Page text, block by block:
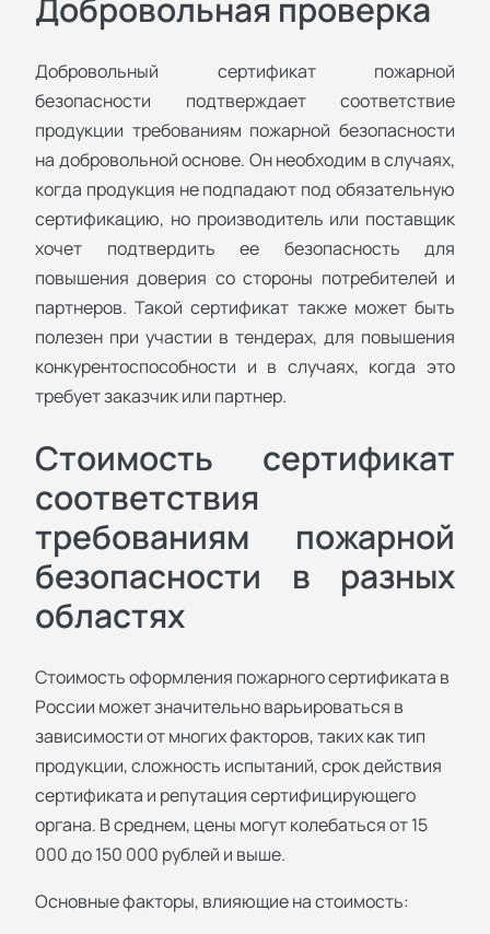
Добровольная проверка
Добровольный сертификат пожарной
безопасности подтверждает соответствие
продукции требованиям пожарной безопасности
на добровольной основе. Он необходим в случаях,
когда продукция не подпадают под обязательную
сертификацию, но производитель или поставщик
хочет подтвердить ее безопасность для
повышения доверия со стороны потребителей и
партнеров. Такой сертификат также может быть
полезен при участии в тендерах, для повышения
конкурентоспособности и в случаях, когда это
требует заказчик или партнер.
Стоимость сертификат
соответствия
требованиям пожарной
безопасности в разных
областях
Стоимость оформления пожарного сертификата в
России может значительно варьироваться в
зависимости от многих факторов, таких как тип
продукции, сложность испытаний, срок действия
сертификата и репутация сертифицирующего
органа. В среднем, цены могут колебаться от 15
000 до 150 000 рублей и выше.
Основные факторы, влияющие на стоимость: